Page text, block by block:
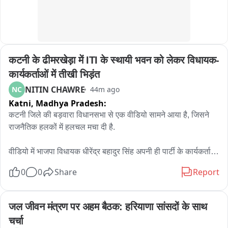
कटनी के ढीमरखेड़ा में ITI के स्थायी भवन को लेकर विधायक-
कार्यकर्ताओं में तीखी भिड़ंत
NC NITIN CHAWRE 44m ago
Katni, Madhya Pradesh:
कटनी जिले की बड़वारा विधानसभा से एक वीडियो सामने आया है, जिसने
राजनैतिक हलकों में हलचल मचा दी है.
वीडियो में भाजपा विधायक धीरेंद्र बहादुर सिंह अपनी ही पार्टी के कार्यकर्ताओं
से लंबित शासकीय आईटीआई की मांग बताई जा रही है.
बताया जाता है कि गुरुवार को भाजपा कार्यकर्ता और ग्रामीण एक जुट होकर
एसडीएम कार्यालय पहुंचे थे. उनका कहना था कि वर्ष 2016 में तत्कालीन
मुख्यमंत्री द्वारा ढीमरखेड़ा में आईटीआई खोलने की घोषणा की गई थी, लेकिन
0 0 Share Report
जल जीवन मंत्रण पर अहम बैठक: हरियाणा सांसदों के साथ
चर्चा